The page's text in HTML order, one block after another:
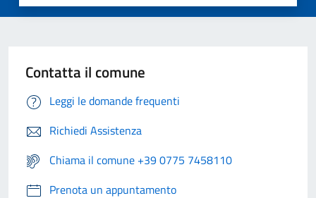
Contatta il comune
Leggi le domande frequenti
Richiedi Assistenza
Chiama il comune +39 0775 7458110
Prenota un appuntamento